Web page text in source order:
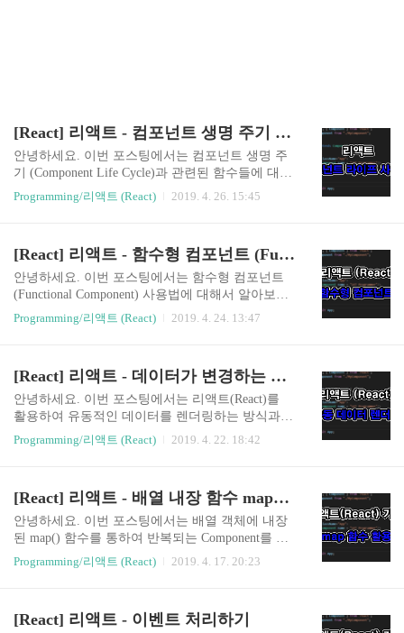
[React] 리액트 - 컴포넌트 생명 주기 (Component Life Cycle)
안녕하세요. 이번 포스팅에서는 컴포넌트 생명 주
기 (Component Life Cycle)과 관련된 함수들에 대해
서 알아보도록 하겠습니다. 리액트 컴포넌트에는
라이프사이클(Life Cycle)이 존재합니다. 리액트 앱
작업이 있을 수 있습니다. 이때 리액트 컴포넌트 라
이프사이클(Life Cycle) 관련 함수들을 이용하면 이
를 처리할 수 있습니다. 컴포넌트 라이프 사이클 함
수 종류는 아래와 같습니다. ▼ will 접두사가 붙은
함수는 어떤 작업을 처리하기 직전에 호출되는 함
이클은 크게 Mount, Update, U..
Programming/리액트 (React) 2019. 4. 26. 15:45
[React] 리액트 - 함수형 컴포넌트 (Functional Component)
안녕하세요. 이번 포스팅에서는 함수형 컴포넌트
(Functional Component) 사용법에 대해서 알아보도
록 하겠습니다. 지금까지 Component를 정의하기
위해서는 ES6 기반의 class 문법을 사용하여 정의하
경우에는 아래와 같이 항상 정의해왔습니다. impor
t React, { Component } from 'react'; class MyCompon
ent extends Component { render(){ return( Hello Worl
d!! My Name is {this.props.name} ); }; } export defau
lt MyComponent; ▼ 매번..
Programming/리액트 (React) 2019. 4. 24. 13:47
[React] 리액트 - 데이터가 변경하는 리액트 앱 만들기 예제
안녕하세요. 이번 포스팅에서는 리액트(React)를
활용하여 유동적인 데이터를 렌더링하는 방식과
관련된 간단한 예제 App을 만들어보도록 하겠습니
다. 1. 고정 데이터 렌더링 먼저 고정 데이터를 렌
없는 App입니다. import React, { Component } from
'react'; import MyComponent from "./MyComponent";
class App extends Component { render() { return ( ); }
} export default App; ▼ 먼저 최상위 컴포넌트(Com
ponent)에 해당하는 App Component입니다. MyCom
Programming/리액트 (React) 2019. 4. 22. 18:42
[React] 리액트 - 배열 내장 함수 map을 통한 Component 반복
안녕하세요. 이번 포스팅에서는 배열 객체에 내장
된 map() 함수를 통하여 반복되는 Component를 렌
더링하는 방식에 대해서 알아보겠습니다. 1. map()
함수 기본 사용법 map() 함수는 각 배열의 요소를
니다. 아래 샘플 예제를 통해 사용법을 살펴보겠습
Programming/리액트 (React) 2019. 4. 17. 20:23
[React] 리액트 - 이벤트 처리하기